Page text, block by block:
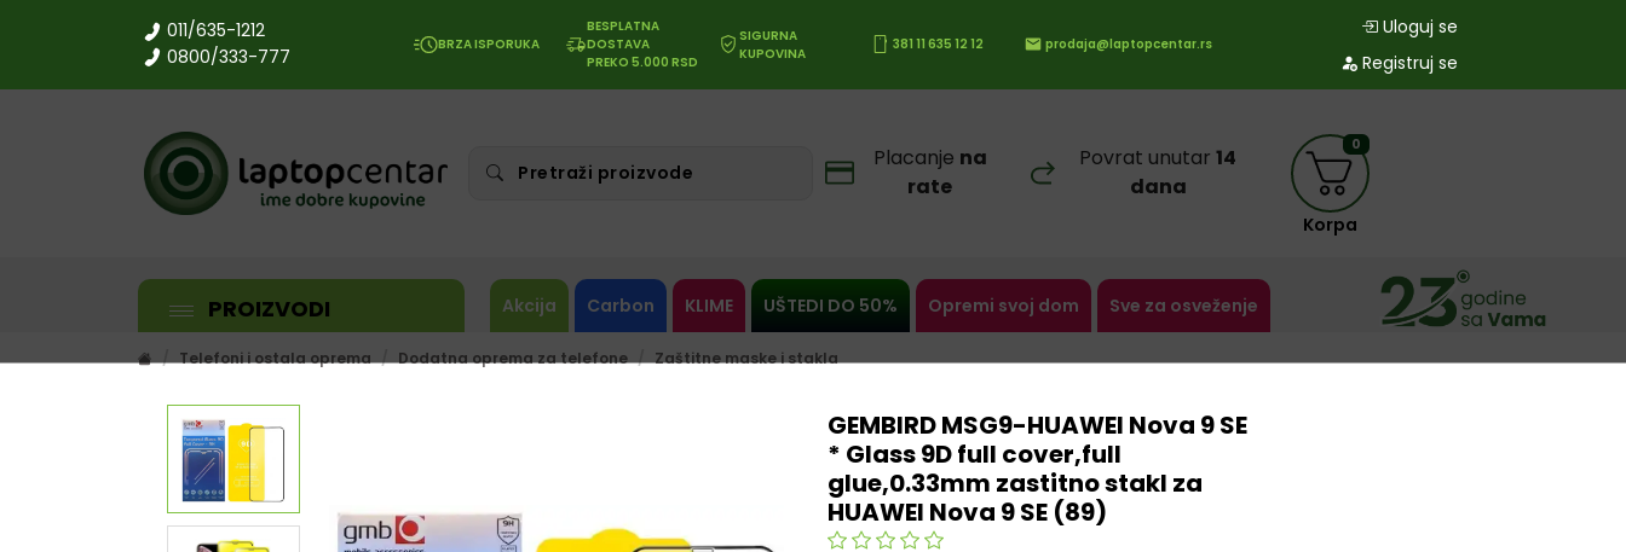
011/635-1212
0800/333-777
BRZA ISPORUKA
BESPLATNA
DOSTAVA
PREKO 5.000 RSD
SIGURNA
KUPOVINA
381 11 635 12 12 prodaja@laptopcentar.rs
Uloguj se
Registruj se
Placanje na
rate
Povrat unutar14
dana
0
Korpa
PROIZVODI Akcija Carbon KLIME UŠTEDI DO 50% Opremi svoj dom Sve za osveženje
Telefoni i ostala oprema Dodatna oprema za telefone Zaštitne maske i stakla
GEMBIRD MSG9-HUAWEI Nova 9 SE
* Glass 9D full cover,full
glue,0.33mm zastitno stakl za
HUAWEI Nova 9 SE (89)